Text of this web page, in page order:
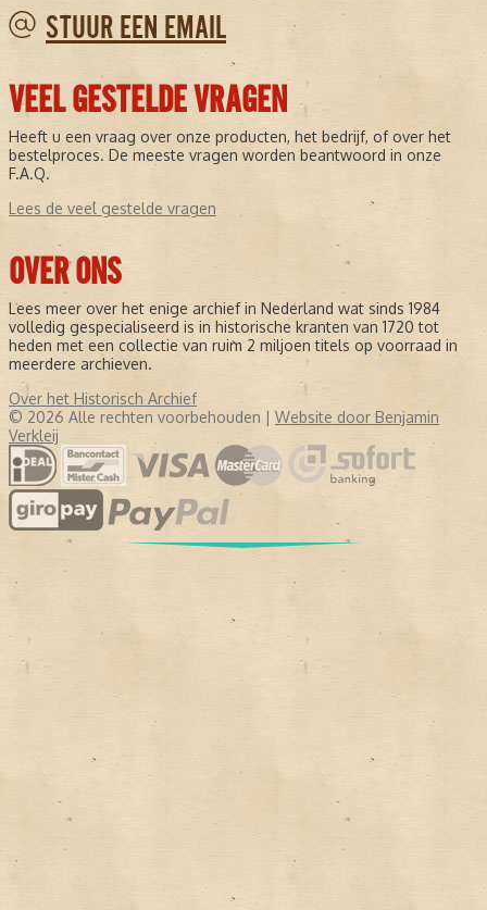
STUUR EEN EMAIL
VEEL GESTELDE VRAGEN
Heeft u een vraag over onze producten, het bedrijf, of over het
bestelproces. De meeste vragen worden beantwoord in onze
F.A.Q.
Lees de veel gestelde vragen
OVER ONS
Lees meer over het enige archief in Nederland wat sinds 1984
volledig gespecialiseerd is in historische kranten van 1720 tot
heden met een collectie van ruim 2 miljoen titels op voorraad in
meerdere archieven.
Over het Historisch Archief
© 2026 Alle rechten voorbehouden | Website door Benjamin
Verkleij